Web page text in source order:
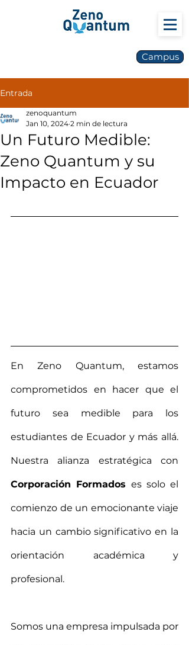
Campus
Entrada
Un Futuro Medible:
Zeno Quantum y su
Impacto en Ecuador
zenoquantum
Jan 10, 2024 2 min de lectura
En Zeno Quantum, estamos
comprometidos en hacer que el
futuro sea medible para los
estudiantes de Ecuador y más allá.
Corporación Formados es solo el
comienzo de un emocionante viaje
hacia un cambio significativo en la
orientación académica y
profesional.
Somos una empresa impulsada por